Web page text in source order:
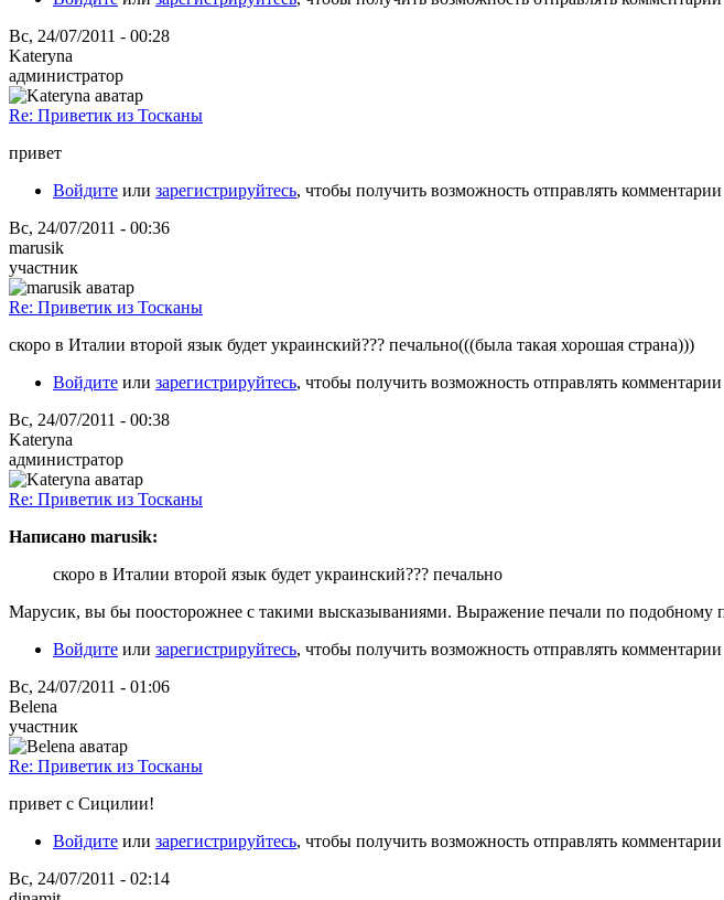
Вс, 24/07/2011 - 00:28
Kateryna
администратор
Re: Приветик из Тосканы
привет
Войдите или зарегистрируйтесь, чтобы получить возможность отправлять комментарии
Вс, 24/07/2011 - 00:36
marusik
участник
Re: Приветик из Тосканы
скоро в Италии второй язык будет украинский??? печально(((была такая хорошая страна)))
Войдите или зарегистрируйтесь, чтобы получить возможность отправлять комментарии
Вс, 24/07/2011 - 00:38
Kateryna
администратор
Re: Приветик из Тосканы
Написано marusik:
скоро в Италии второй язык будет украинский??? печально
Марусик, вы бы поосторожнее с такими высказываниями. Выражение печали по подобному
Войдите или зарегистрируйтесь, чтобы получить возможность отправлять комментарии
Вс, 24/07/2011 - 01:06
Belena
участник
Re: Приветик из Тосканы
привет с Сицилии!
Войдите или зарегистрируйтесь, чтобы получить возможность отправлять комментарии
Вс, 24/07/2011 - 02:14